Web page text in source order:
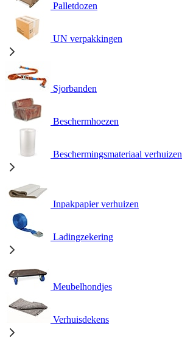
Palletdozen
UN verpakkingen
Sjorbanden
Beschermhoezen
Beschermingsmateriaal verhuizen
Inpakpapier verhuizen
Ladingzekering
Meubelhondjes
Verhuisdekens